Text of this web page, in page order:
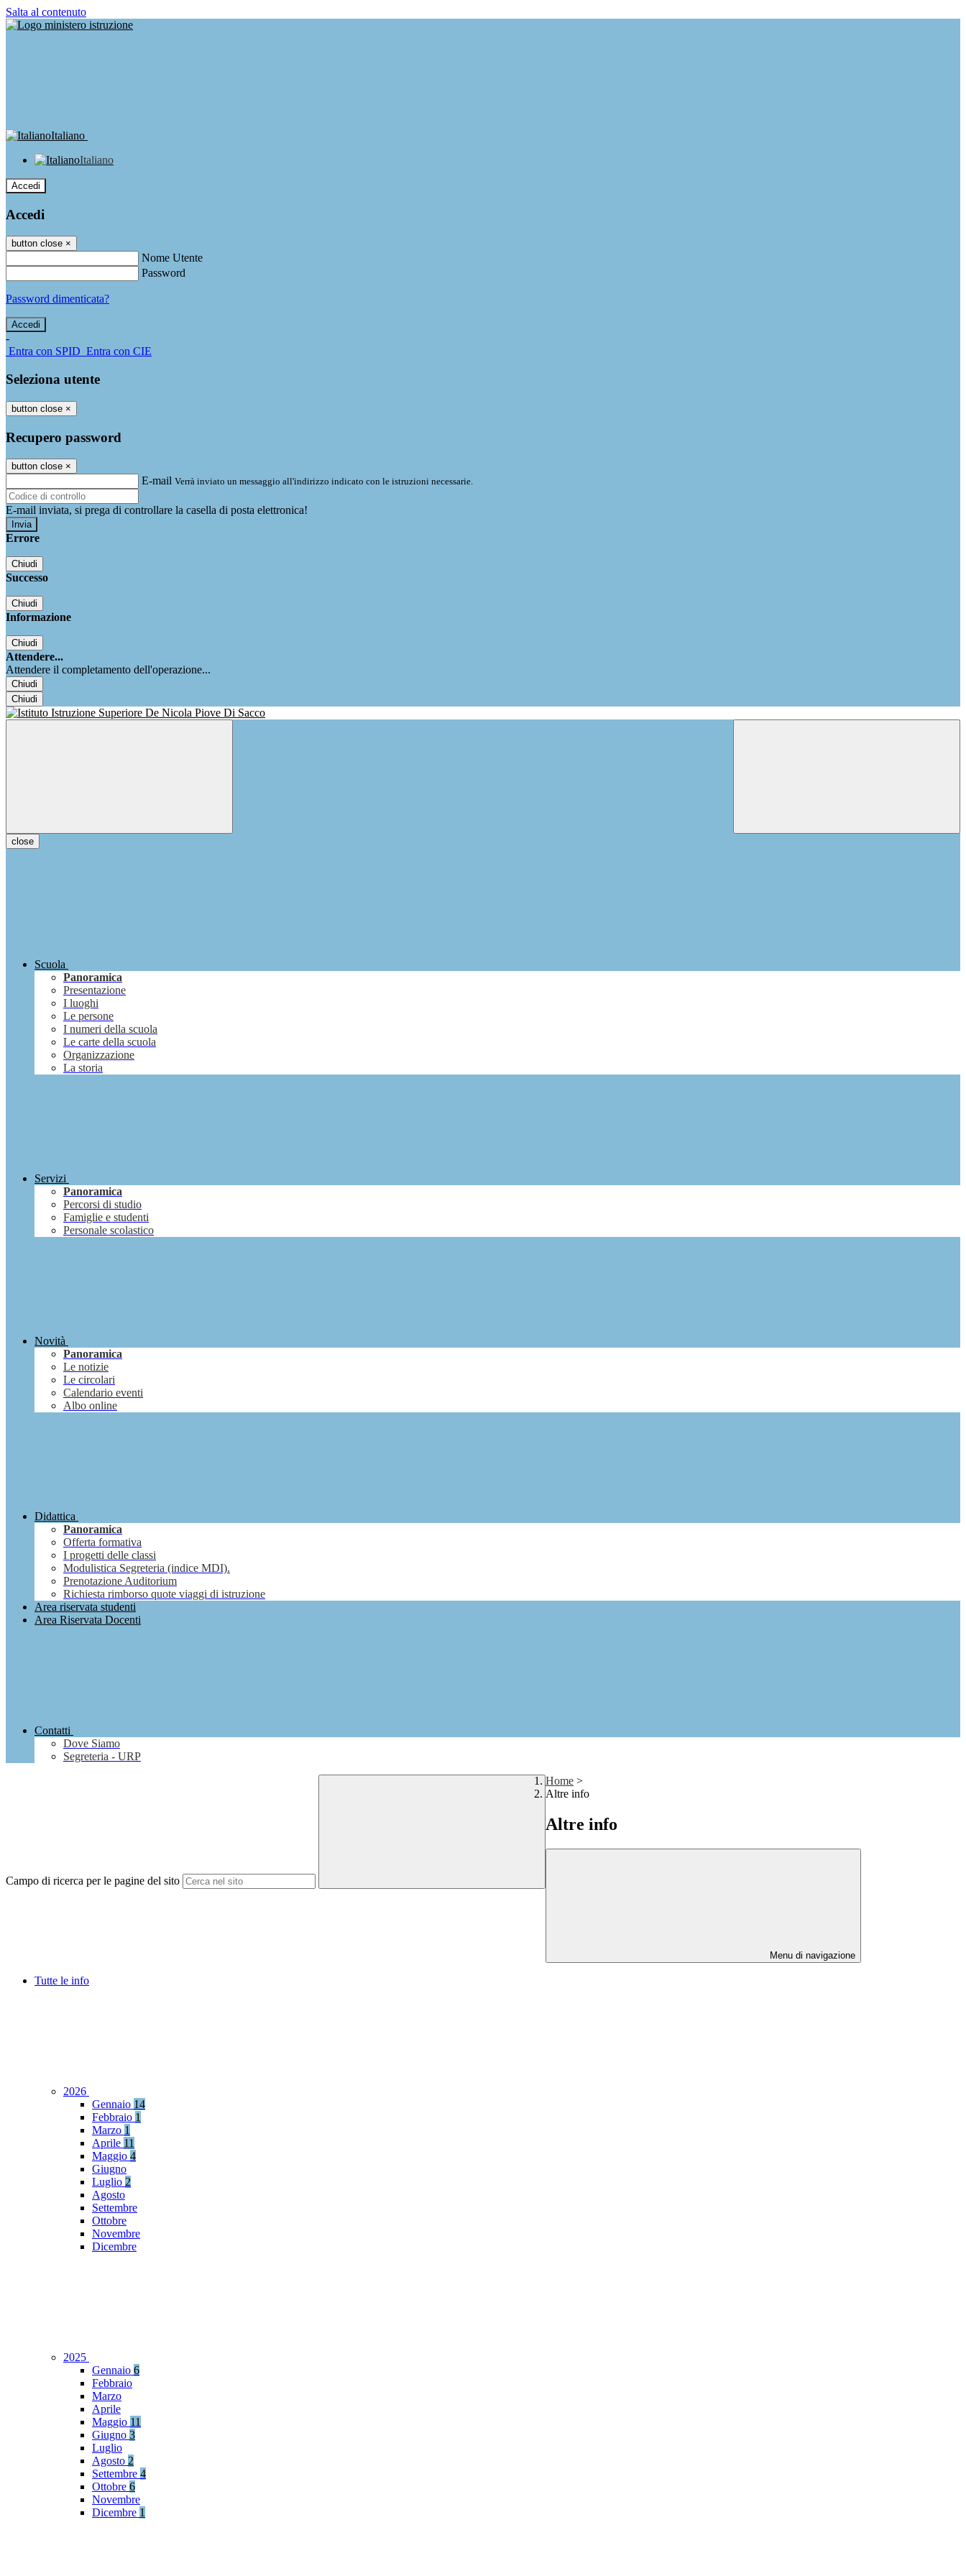
Salta al contenuto
Italiano
Italiano
Accedi
Accedi
button close ×
Nome Utente
Password
Password dimenticata?
-
Entra con SPID Entra con CIE
Seleziona utente
button close ×
Recupero password
button close ×
E-mail Verrà inviato un messaggio all'indirizzo indicato con le istruzioni necessarie.
E-mail inviata, si prega di controllare la casella di posta elettronica!
Errore
Chiudi
Successo
Chiudi
Informazione
Chiudi
Attendere...
Attendere il completamento dell'operazione...
Chiudi
Chiudi
close
Scuola
Panoramica
Presentazione
I luoghi
Le persone
I numeri della scuola
Le carte della scuola
Organizzazione
La storia
Servizi
Panoramica
Percorsi di studio
Famiglie e studenti
Personale scolastico
Novità
Panoramica
Le notizie
Le circolari
Calendario eventi
Albo online
Didattica
Panoramica
Offerta formativa
I progetti delle classi
Modulistica Segreteria (indice MDI).
Prenotazione Auditorium
Richiesta rimborso quote viaggi di istruzione
Area riservata studenti
Area Riservata Docenti
Contatti
Dove Siamo
Segreteria - URP
Campo di ricerca per le pagine del sito
Home >
Altre info
Altre info
Menu di navigazione
Tutte le info
2026
Gennaio 14
Febbraio 1
Marzo 1
Aprile 11
Maggio 4
Giugno
Luglio 2
Agosto
Settembre
Ottobre
Novembre
Dicembre
2025
Gennaio 6
Febbraio
Marzo
Aprile
Maggio 11
Giugno 3
Luglio
Agosto 2
Settembre 4
Ottobre 6
Novembre
Dicembre 1